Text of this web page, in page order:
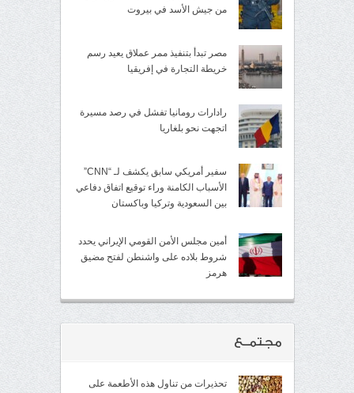
من جيش الأسد في بيروت
مصر تبدأ بتنفيذ ممر عملاق يعيد رسم
خريطة التجارة في إفريقيا
رادارات رومانيا تفشل في رصد مسيرة
اتجهت نحو بلغاريا
سفير أمريكي سابق يكشف لـ “CNN”
الأسباب الكامنة وراء توقيع اتفاق دفاعي
بين السعودية وتركيا وباكستان
أمين مجلس الأمن القومي الإيراني يحدد
شروط بلاده على واشنطن لفتح مضيق
هرمز
مجتمــع
تحذيرات من تناول هذه الأطعمة على